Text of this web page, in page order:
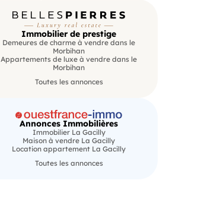
Immobilier de prestige
Demeures de charme à vendre dans le
Morbihan
Appartements de luxe à vendre dans le
Morbihan
Toutes les annonces
Annonces Immobilières
Immobilier La Gacilly
Maison à vendre La Gacilly
Location appartement La Gacilly
Toutes les annonces